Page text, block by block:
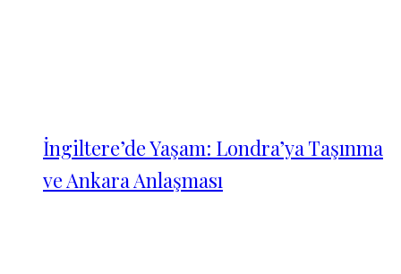
İngiltere’de Yaşam: Londra’ya Taşınma
ve Ankara Anlaşması